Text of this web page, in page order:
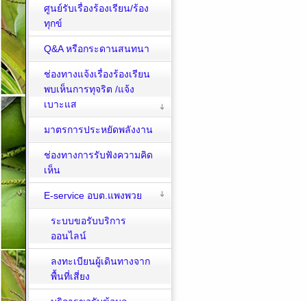
ศูนย์รับเรื่องร้องเรียน/ร้อง
ทุกข์
Q&A หรือกระดานสนทนา
ช่องทางแจ้งเรื่องร้องเรียน
พบเห็นการทุจริต /แจ้ง
เบาะแส
มาตรการประหยัดพลังงาน
ช่องทางการรับฟังความคิด
เห็น
E-service อบต.แพงพวย
ระบบขอรับบริการ
ออนไลน์
ลงทะเบียนผู้เดินทางจาก
พื้นที่เสี่ยง